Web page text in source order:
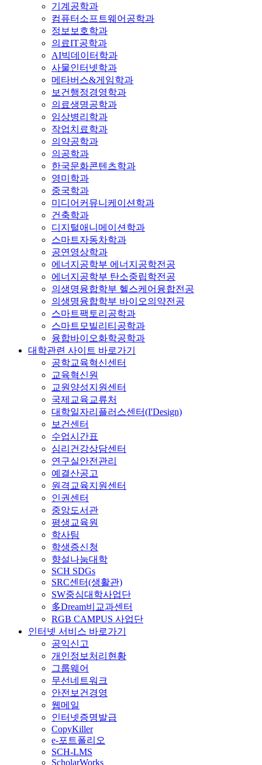
기계공학과
컴퓨터소프트웨어공학과
정보보호학과
의료IT공학과
AI빅데이터학과
사물인터넷학과
메타버스&게임학과
보건행정경영학과
의료생명공학과
임상병리학과
작업치료학과
의약공학과
의공학과
한국문화콘텐츠학과
영미학과
중국학과
미디어커뮤니케이션학과
건축학과
디지털애니메이션학과
스마트자동차학과
공연영상학과
에너지공학부 에너지공학전공
에너지공학부 탄소중립학전공
의생명융합학부 헬스케어융합전공
의생명융합학부 바이오의약전공
스마트팩토리공학과
스마트모빌리티공학과
융합바이오화학공학과
대학관련 사이트 바로가기
공학교육혁신센터
교육혁신원
교원양성지원센터
국제교육교류처
대학일자리플러스센터(I'Design)
보건센터
수업시간표
심리건강상담센터
연구실안전관리
예결산공고
원격교육지원센터
인권센터
중앙도서관
평생교육원
학사팀
학생증신청
향설나눔대학
SCH SDGs
SRC센터(생활관)
SW중심대학사업단
多Dream비교과센터
RGB CAMPUS 사업단
인터넷 서비스 바로가기
공익신고
개인정보처리현황
그룹웨어
무선네트워크
안전보건경영
웹메일
인터넷증명발급
CopyKiller
e-포트폴리오
SCH-LMS
ScholarWorks